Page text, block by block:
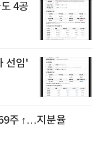
4공
선임'
분율